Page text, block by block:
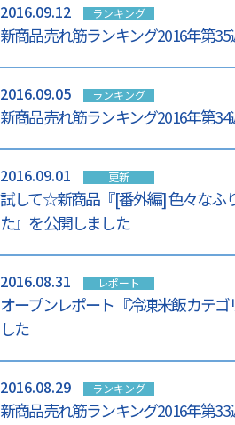
2016.09.12 ランキング
新商品売れ筋ランキング2016年第
2016.09.05 ランキング
新商品売れ筋ランキング2016年第
2016.09.01 更新
試して☆新商品『[番外編] 色々なふ
た』を公開しました
2016.08.31 レポート
オープンレポート『冷凍米飯カテ
した
2016.08.29 ランキング
新商品売れ筋ランキング2016年第